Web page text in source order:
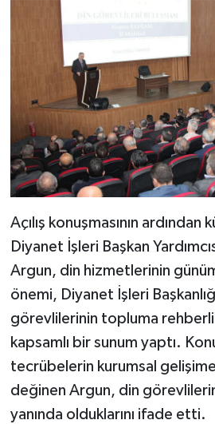
Açılış konuşmasının ardından
Diyanet İşleri Başkan
Argun, din hizmetlerinin
önemi, Diyanet İşleri
görevlilerinin topluma
kapsamlı bir sunum yaptı.
tecrübelerin kurumsal gelişime
değinen Argun, din
yanında olduklarını ifade etti.
Bursa Müftülüğü
Çanakkale Müftülüğü
Çankırı Müftülüğü
Çorum Müftülüğü
Denizli Müftülüğü
Diyarbakır Müftülüğü
Düzce Müftülüğü
Edirne Müftülüğü
Elazığ Müftülüğü
Erzincan Müftülüğü
Duyurular
Podcast
Bilim, Teknoloji
Biyografiler
Diyanet TV
İhtida Haberleri
YAŞAM